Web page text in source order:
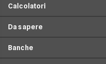
Mutuo Seconda Casa
Surroga Mutuo
Calcolatori
Simulazione Mutuo
Calcolo Piano di Ammortamento
Da sapere
Banche